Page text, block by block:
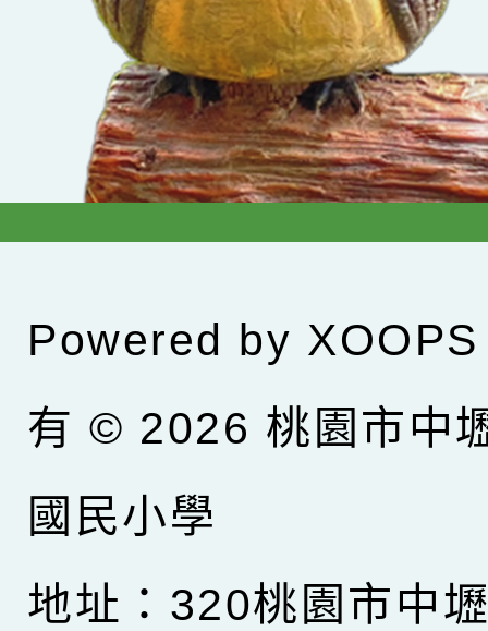
Powered by XOOPS
有 © 2026 桃園市中
國民小學
地址：320桃園市中